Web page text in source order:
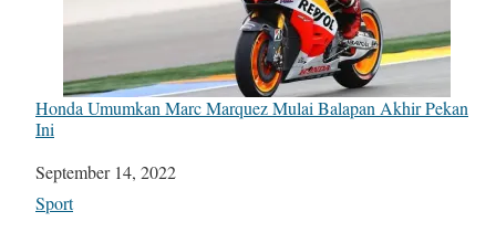
Honda Umumkan Marc Marquez Mulai Balapan Akhir Pekan
Ini
Date
September 14, 2022
In relation to
Sport